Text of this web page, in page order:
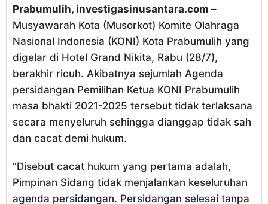
Prabumulih, investigasinusantara.com –
Musyawarah Kota (Musorkot) Komite Olahraga
Nasional Indonesia (KONI) Kota Prabumulih yang
digelar di Hotel Grand Nikita, Rabu (28/7),
berakhir ricuh. Akibatnya sejumlah Agenda
persidangan Pemilihan Ketua KONI Prabumulih
masa bhakti 2021-2025 tersebut tidak terlaksana
secara menyeluruh sehingga dianggap tidak sah
dan cacat demi hukum.
“Disebut cacat hukum yang pertama adalah,
Pimpinan Sidang tidak menjalankan keseluruhan
agenda persidangan. Persidangan selesai tanpa